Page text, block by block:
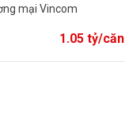
mại Vincom
1.05 tỷ/căn